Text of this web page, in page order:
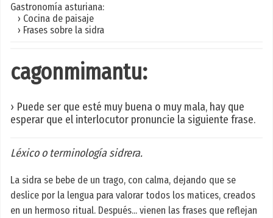
Gastronomía asturiana:
› Cocina de paisaje
› Frases sobre la sidra
cagonmimantu:
› Puede ser que esté muy buena o muy mala, hay que
esperar que el interlocutor pronuncie la siguiente frase.
Léxico o terminología sidrera.
La sidra se bebe de un trago, con calma, dejando que se
deslice por la lengua para valorar todos los matices, creados
en un hermoso ritual. Después... vienen las frases que reflejan